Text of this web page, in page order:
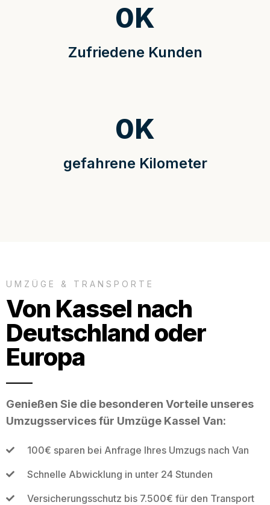
Zufriedene Kunden
0K
gefahrene Kilometer
0K
UMZÜGE & TRANSPORTE
Von Kassel nach
Deutschland oder
Europa
Genießen Sie die besonderen Vorteile unseres
Umzugsservices für Umzüge Kassel Van:
100€ sparen bei Anfrage Ihres Umzugs nach Van
Schnelle Abwicklung in unter 24 Stunden
Versicherungsschutz bis 7.500€ für den Transport